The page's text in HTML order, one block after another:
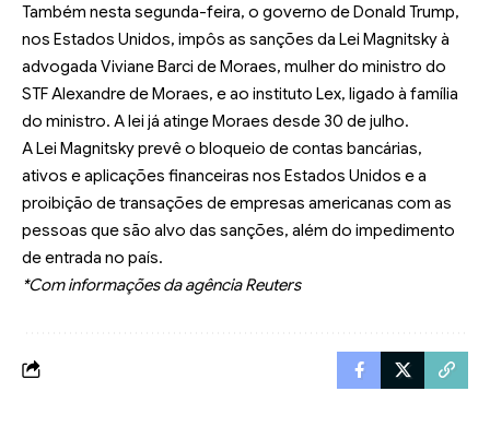
Também nesta segunda-feira, o governo de Donald Trump,
nos Estados Unidos, impôs as sanções da Lei Magnitskyà
advogada Viviane Barci de Moraes, mulher do ministro do
STF Alexandre de Moraes, e ao instituto Lex, ligado à família
do ministro. Alei já atinge Moraes desde 30 de julho.
ALei Magnitskyprevê o bloqueio de contas bancárias,
ativos e aplicações financeiras nos Estados Unidos e a
proibição de transações de empresas americanas com as
pessoas que são alvo das sanções, além do impedimento
de entrada no país.
*Com informações da agência Reuters